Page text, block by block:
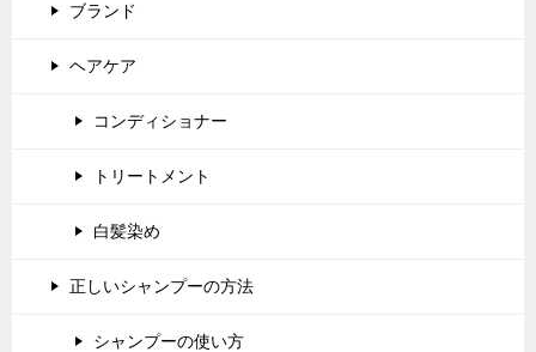
ブランド
ヘアケア
コンディショナー
トリートメント
白髪染め
正しいシャンプーの方法
シャンプーの使い方